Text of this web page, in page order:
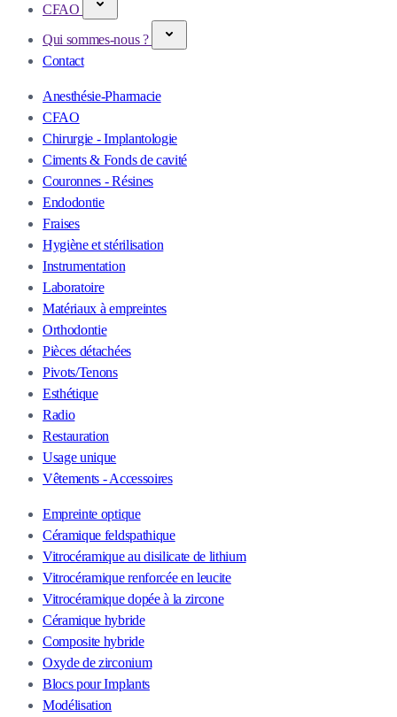
CFAO
Qui sommes-nous ?
Contact
Anesthésie-Pharmacie
CFAO
Chirurgie - Implantologie
Ciments & Fonds de cavité
Couronnes - Résines
Endodontie
Fraises
Hygiène et stérilisation
Instrumentation
Laboratoire
Matériaux à empreintes
Orthodontie
Pièces détachées
Pivots/Tenons
Esthétique
Radio
Restauration
Usage unique
Vêtements - Accessoires
Empreinte optique
Céramique feldspathique
Vitrocéramique au disilicate de lithium
Vitrocéramique renforcée en leucite
Vitrocéramique dopée à la zircone
Céramique hybride
Composite hybride
Oxyde de zirconium
Blocs pour Implants
Modélisation